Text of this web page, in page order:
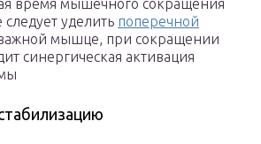
время мышечного сокращения
уделить поперечной
мышце, при сокращении
синергическая активация